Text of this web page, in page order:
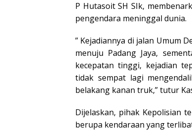
P Hutasoit SH SIk,
pengendara meninggal dunia.
” Kejadiannya di jalan Umum
menuju Padang Jaya,
kecepatan tinggi, kejadian
tidak sempat lagi
belakang kanan truk,” tutur
Dijelaskan, pihak Kepolisian
berupa kendaraan yang